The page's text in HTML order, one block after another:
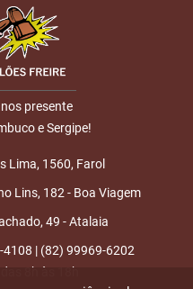
presente
e Sergipe!
Lima, 1560, Farol
Lins, 182 - Boa Viagem
49 - Atalaia
| (82) 99969-6202
8h às 18h